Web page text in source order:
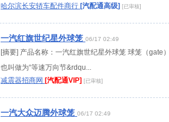
哈尔滨长安轿车配件商行 [汽配通高级] [已审核]
一汽红旗世纪星外球笼 06/17 02:49
[摘要] 产品名称：一汽红旗世纪星外球笼 球笼（gate
也叫做为“等速万向节&rdqu...
减震器招商网 [汽配通VIP] [已审核]
一汽大众迈腾外球笼 06/17 02:49